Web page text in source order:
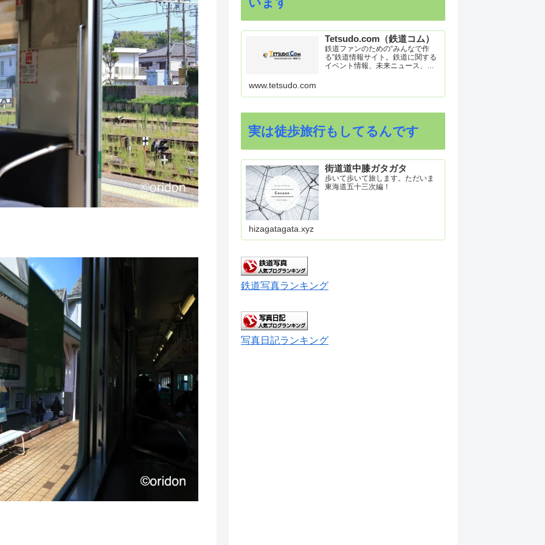
Tetsudo.com（鉄道コム）
鉄道ファンのための“みんなで作
る”鉄道情報サイト。鉄道に関する
イベント情報、未来ニュース、車
ク集や、参加型ゲーム「駅つなゲ
www.tetsudo.com
実は徒歩旅行もしてるんです
街道道中膝ガタガタ
歩いて歩いて旅します。ただいま
東海道五十三次編！
hizagatagata.xyz
鉄道写真ランキング
写真日記ランキング